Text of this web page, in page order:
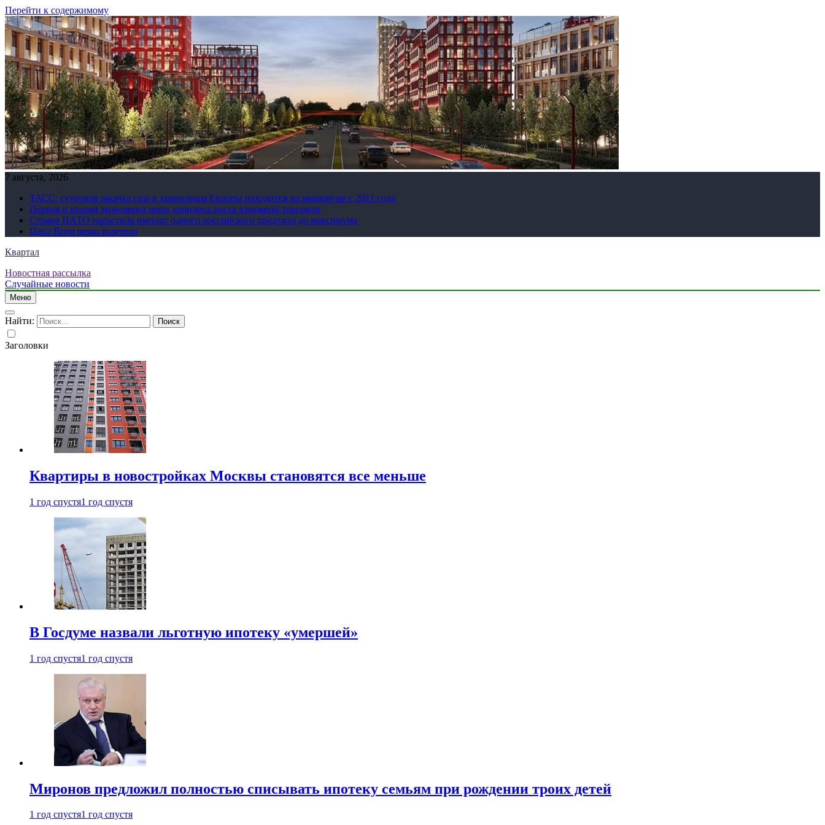
Перейти к содержимому
7 августа, 2026
ТАСС: суточная закачка газа в хранилища Европы находится на минимуме с 2011 года
Первая и вторая экономики мира добились роста взаимной торговли
Страна НАТО нарастила импорт одного российского продукта до максимума
Цена Brent резко взлетела
Квартал
Новостная рассылка
Случайные новости
Меню
Найти:
Заголовки
Квартиры в новостройках Москвы становятся все меньше
1 год спустя1 год спустя
В Госдуме назвали льготную ипотеку «умершей»
1 год спустя1 год спустя
Миронов предложил полностью списывать ипотеку семьям при рождении троих детей
1 год спустя1 год спустя